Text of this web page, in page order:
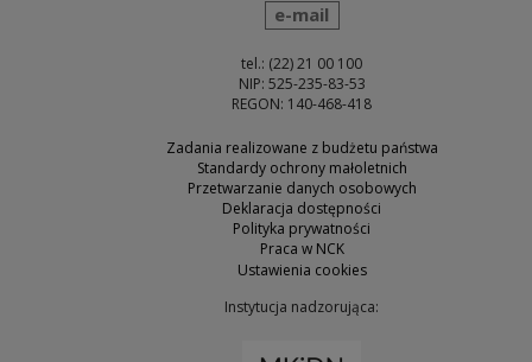
wyślij wiadomość
e-mail
tel.: (22) 21 00 100
NIP: 525-235-83-53
REGON: 140-468-418
Zadania realizowane z budżetu państwa
Standardy ochrony małoletnich
Przetwarzanie danych osobowych
Deklaracja dostępności
Polityka prywatności
Praca w NCK
Ustawienia cookies
Instytucja nadzorująca: